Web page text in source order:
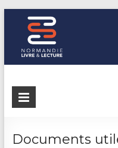
Normandie
L'agence de coopération
Documents